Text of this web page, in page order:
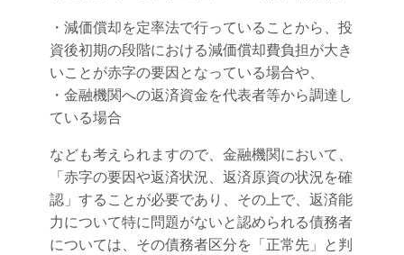
・減価償却を定率法で行っていることから、投
資後初期の段階における減価償却費負担が大き
いことが赤字の要因となっている場合や、
・金融機関への返済資金を代表者等から調達し
ている場合
なども考えられますので、金融機関において、
「赤字の要因や返済状況、返済原資の状況を確
認」することが必要であり、その上で、返済能
力について特に問題がないと認められる債務者
については、その債務者区分を「正常先」と判